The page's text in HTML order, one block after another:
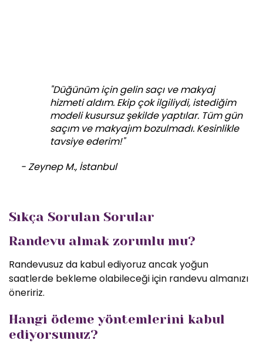
"Düğünüm için gelin saçı ve makyaj
hizmeti aldım. Ekip çok ilgiliydi, istediğim
modeli kusursuz şekilde yaptılar. Tüm gün
saçım ve makyajım bozulmadı. Kesinlikle
tavsiye ederim!"
- Zeynep M., İstanbul
Sıkça Sorulan Sorular
Randevu almak zorunlu mu?
Randevusuz da kabul ediyoruz ancak yoğun
saatlerde bekleme olabileceği için randevu almanızı
öneririz.
Hangi ödeme yöntemlerini kabul
ediyorsunuz?